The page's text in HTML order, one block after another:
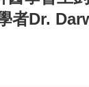
者Dr.